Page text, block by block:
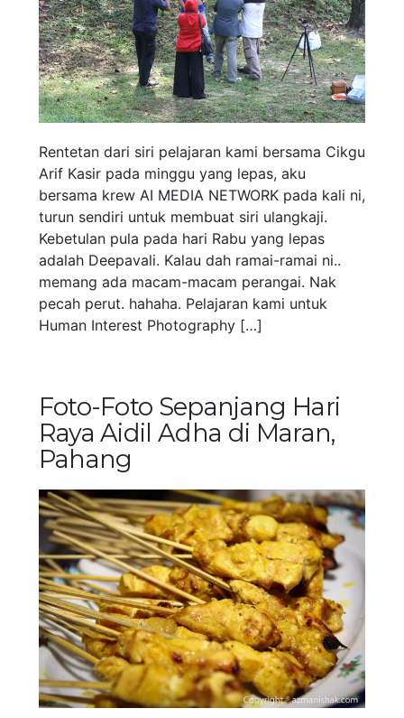
Rentetan dari siri pelajaran kami bersama Cikgu
Arif Kasir pada minggu yang lepas, aku
bersama krew AI MEDIA NETWORK pada kali ni,
turun sendiri untuk membuat siri ulangkaji.
Kebetulan pula pada hari Rabu yang lepas
adalah Deepavali. Kalau dah ramai-ramai ni..
memang ada macam-macam perangai. Nak
pecah perut. hahaha. Pelajaran kami untuk
Human Interest Photography […]
Foto-Foto Sepanjang Hari
Raya Aidil Adha di Maran,
Pahang